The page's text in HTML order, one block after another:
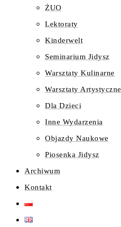
ŻUO
Lektoraty
Kinderwelt
Seminarium Jidysz
Warsztaty Kulinarne
Warsztaty Artystyczne
Dla Dzieci
Inne Wydarzenia
Objazdy Naukowe
Piosenka Jidysz
Archiwum
Kontakt